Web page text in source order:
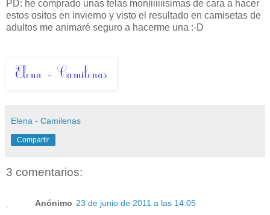
PD: he comprado unas telas moníiiiiiisimas de cara a hacer
estos ositos en invierno y visto el resultado en camisetas de
adultos me animaré seguro a hacerme una :-D
Elena - Camilenas
Compartir
3 comentarios:
Anónimo 23 de junio de 2011 a las 14:05